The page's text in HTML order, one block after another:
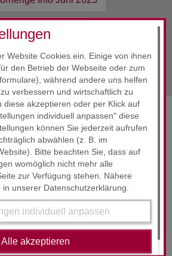
Website Cookies ein. Einige von ihnen
den Betrieb der Webseite oder zum
während andere uns helfen
verbessern und wirtschaftlich zu
diese akzeptieren oder per Klick auf
individuell anpassen" diese
können Sie jederzeit aufrufen
abwählen (z. B. im
Bitte beachten Sie, dass auf
womöglich nicht mehr alle
zur Verfügung stehen. Nähere
unserer Datenschutzerklärung.
individuell anpassen
Alle akzeptieren
Alle Infos
InfoJuni 2025
& ENGAGEMENT
PAKET